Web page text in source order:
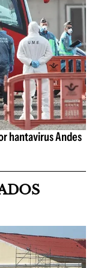
hantavirus Andes